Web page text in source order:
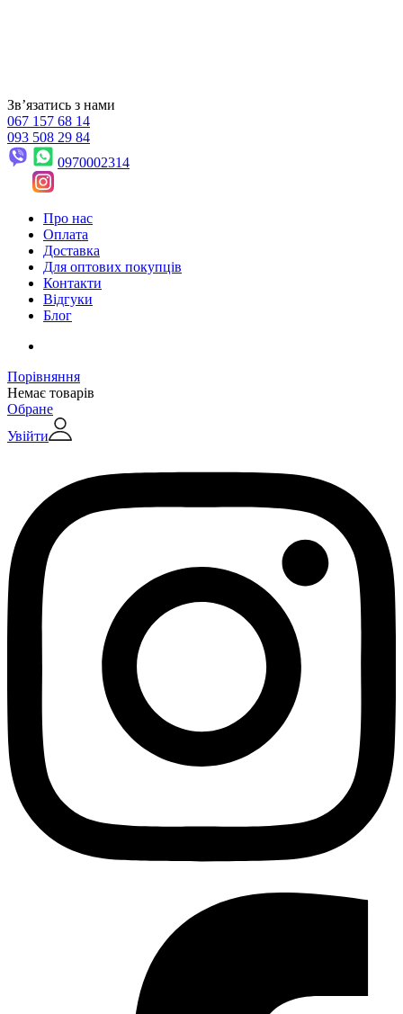
Звʼязатись з нами
067 157 68 14
093 508 29 84
0970002314
Про нас
Оплата
Доставка
Для оптових покупців
Контакти
Відгуки
Блог
Порівняння
Немає товарів
Обране
Увійти